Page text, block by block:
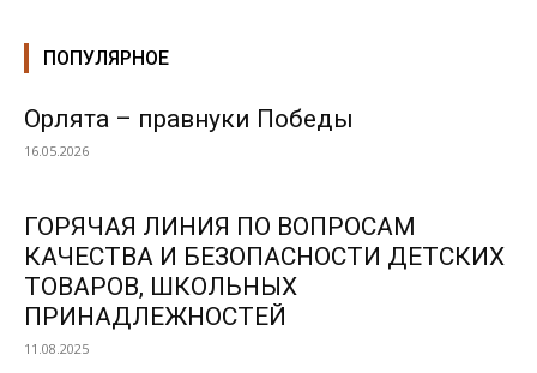
ПОПУЛЯРНОЕ
Орлята – правнуки Победы
16.05.2026
ГОРЯЧАЯ ЛИНИЯ ПО ВОПРОСАМ
КАЧЕСТВА И БЕЗОПАСНОСТИ ДЕТСКИХ
ТОВАРОВ, ШКОЛЬНЫХ
ПРИНАДЛЕЖНОСТЕЙ
11.08.2025